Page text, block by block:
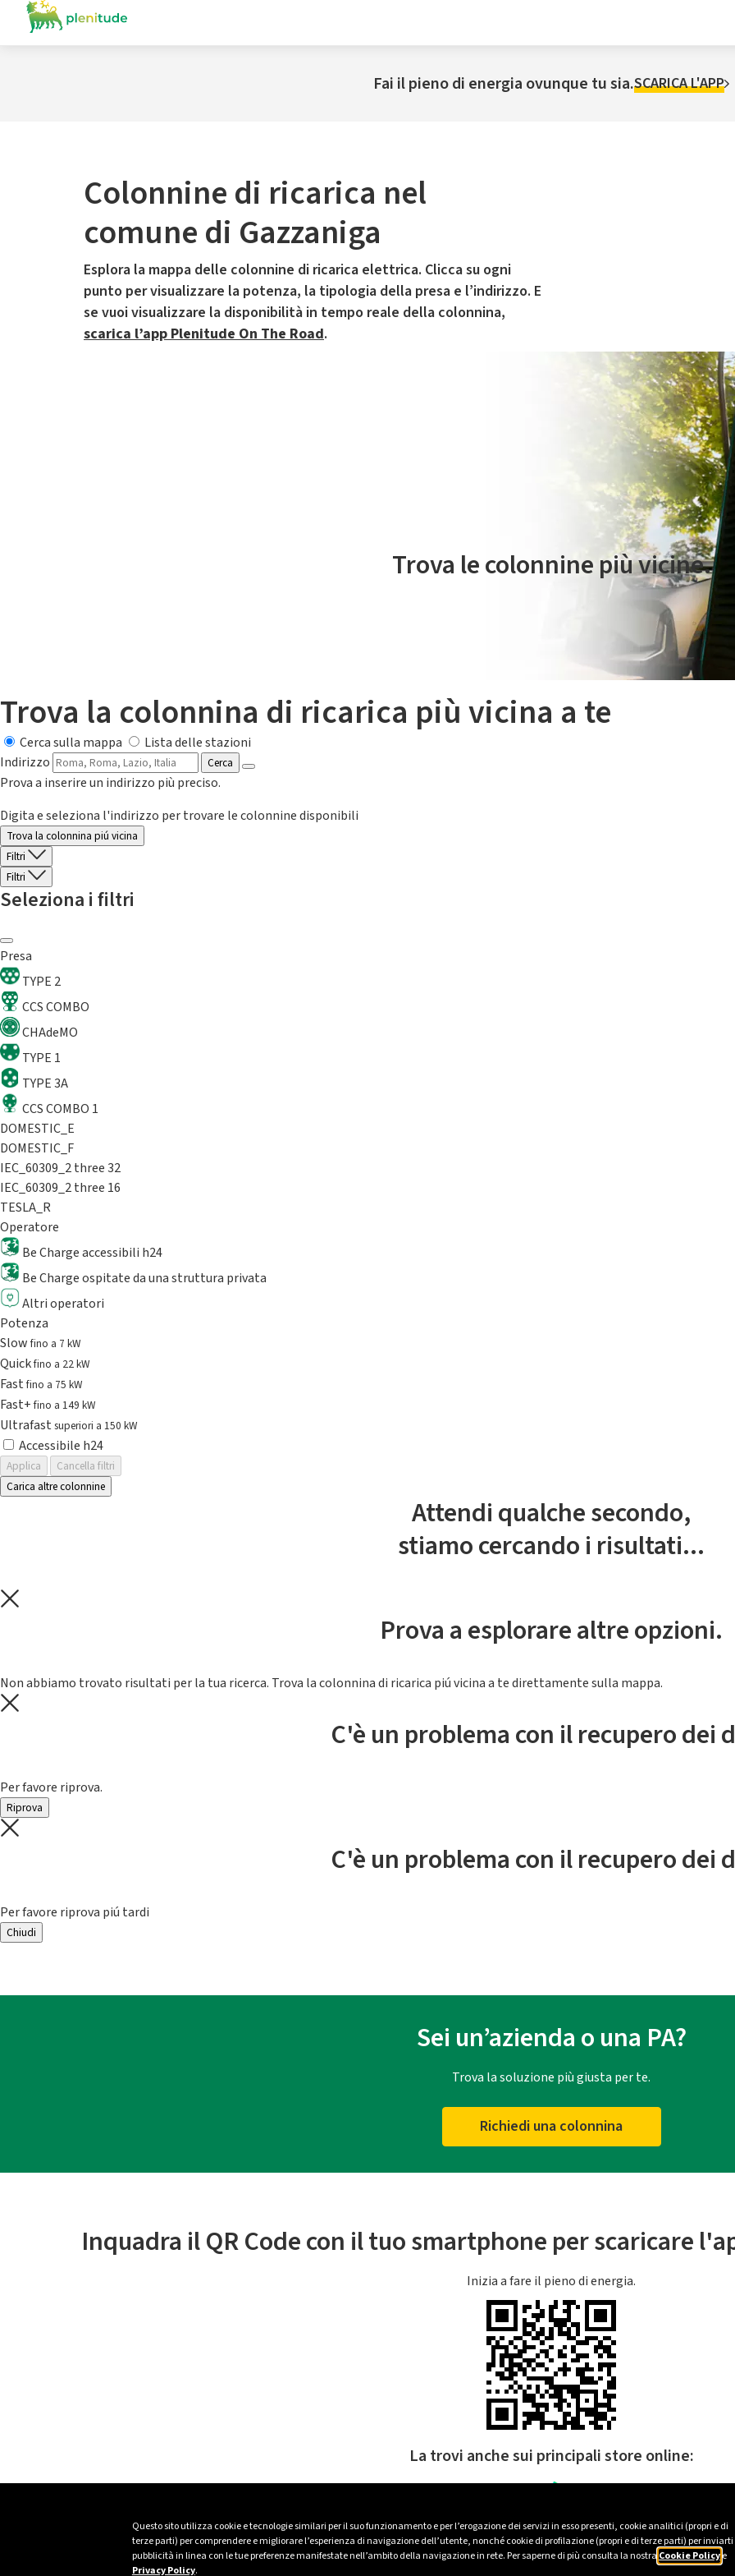
Questo sito utilizza cookie e tecnologie similari per il suo funzionamento e per l’erogazione dei servizi in esso presenti, cookie analitici (propri e di
terze parti) per comprendere e migliorare l’esperienza di navigazione dell’utente, nonché cookie di profilazione (propri e di terze parti) per inviarti
pubblicità in linea con le tue preferenze manifestate nell’ambito della navigazione in rete. Per saperne di più consulta la nostra Cookie Policye
Privacy Policy.
Fai il pieno di energia ovunque tu sia.SCARICA L'APP
Colonnine di ricarica nel
comune di Gazzaniga
Esplora la mappa delle colonnine di ricarica elettrica. Clicca su ogni
punto per visualizzare la potenza, la tipologia della presa e l’indirizzo. E
se vuoi visualizzare la disponibilità in tempo reale della colonnina,
scarica l’app Plenitude On The Road.
Il servizio di mobilità elettrica è gestito da Plenitude On The Road
Trova le colonnine più vicine.
Trova la colonnina di ricarica più vicina a te
Cerca sulla mappa
Lista delle stazioni
Indirizzo
Cerca
Prova a inserire un indirizzo più preciso.
Digita e seleziona l'indirizzo per trovare le colonnine disponibili
Trova la colonnina piú vicina
Filtri
Filtri
Seleziona i filtri
Presa
TYPE 2
CCS COMBO
CHAdeMO
TYPE 1
TYPE 3A
CCS COMBO 1
DOMESTIC_E
DOMESTIC_F
IEC_60309_2 three 32
IEC_60309_2 three 16
TESLA_R
Operatore
Be Charge accessibili h24
Be Charge ospitate da una struttura privata
Altri operatori
Potenza
Slowfino a 7 kW
Quickfino a 22 kW
Fastfino a 75 kW
Fast+fino a 149 kW
Ultrafast superiori a 150 kW
Accessibile h24
Applica
Cancella filtri
Carica altre colonnine
Attendi qualche secondo,
stiamo cercando i risultati...
Prova a esplorare altre opzioni.
Non abbiamo trovato risultati per la tua ricerca. Trova la colonnina di ricarica piú vicina a te direttamente sulla mappa.
C'è un problema con il recupero dei
Per favore riprova.
Riprova
C'è un problema con il recupero dei
Per favore riprova piú tardi
Chiudi
Sei un’azienda o una PA?
Trova la soluzione più giusta per te.
Richiedi una colonnina
Inquadra il QR Code con il tuo smartphone per scaricare
Inizia a fare il pieno di energia.
La trovi anche sui principali store online: